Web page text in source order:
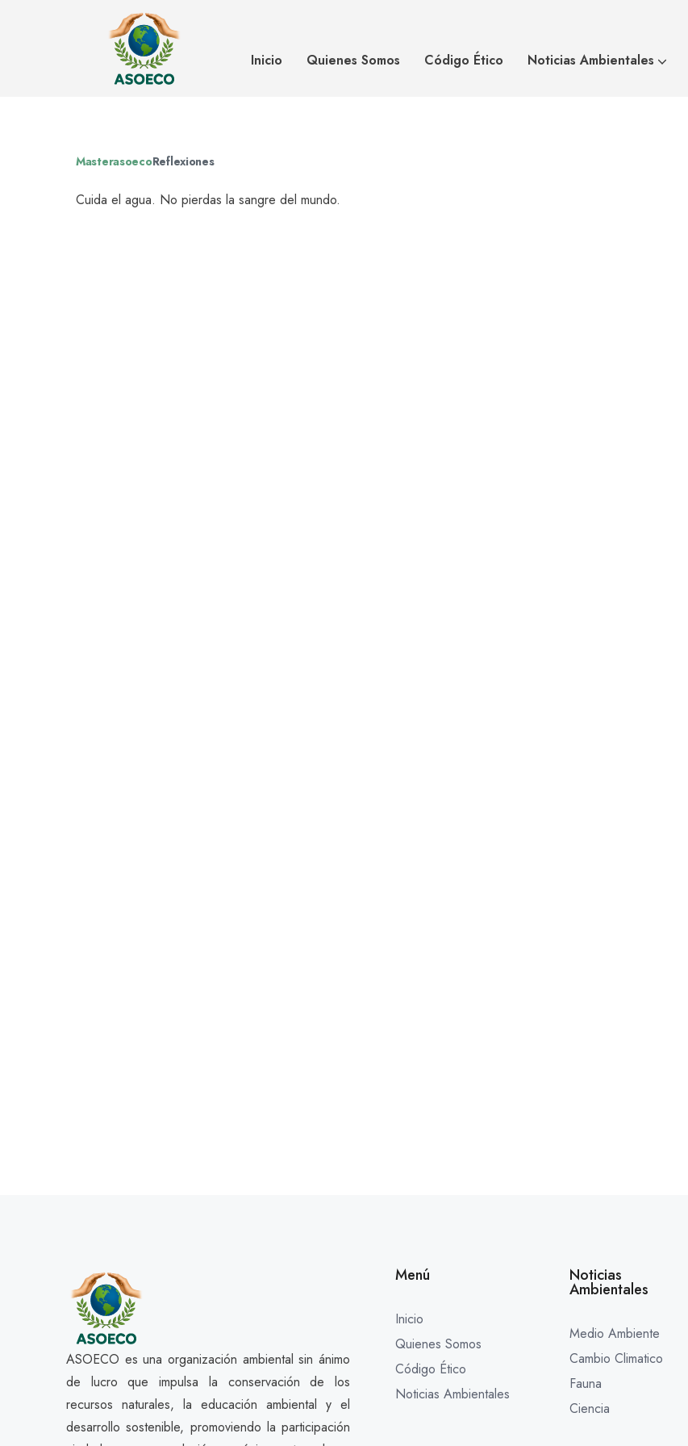
Inicio Quienes Somos Código Ético Noticias Ambientales
Cuida el agua. No pierdas la sangre del mundo.
MasterasoecoReflexiones
Cuida el agua. No pierdas la sangre del mundo.
ASOECO es una organización ambiental sin ánimo
de lucro que impulsa la conservación de los
recursos naturales, la educación ambiental y el
desarrollo sostenible, promoviendo la participación
Menú
Inicio
Quienes Somos
Código Ético
Noticias Ambientales
Noticias
Ambientales
Medio Ambiente
Cambio Climatico
Fauna
Ciencia